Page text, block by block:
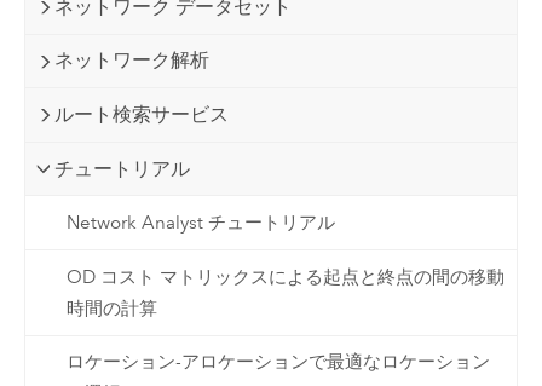
ネットワーク データセット
ネットワーク解析
ルート検索サービス
チュートリアル
Network Analyst チュートリアル
OD コスト マトリックスによる起点と終点の間の移動
時間の計算
ロケーション-アロケーションで最適なロケーション